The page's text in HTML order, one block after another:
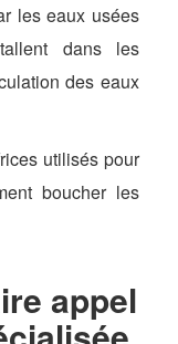
les eaux usées
dans les
des eaux
utilisés pour
boucher les
appel